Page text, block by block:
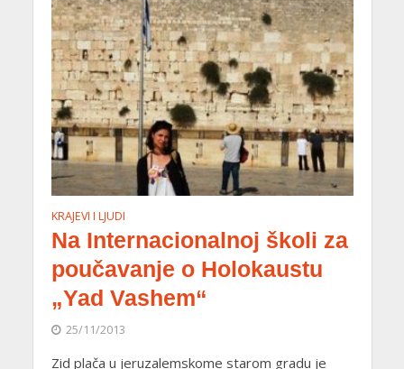
KRAJEVI I LJUDI
Na Internacionalnoj školi za
poučavanje o Holokaustu
„Yad Vashem“
25/11/2013
Zid plača u jeruzalemskome starom gradu je